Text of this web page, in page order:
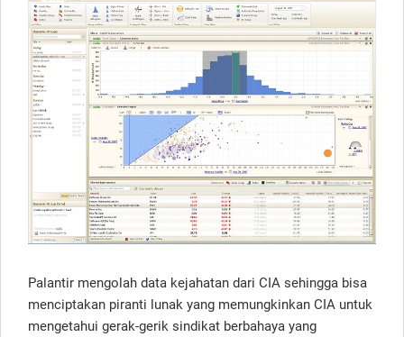
Palantir mengolah data kejahatan dari CIA sehingga bisa
menciptakan piranti lunak yang memungkinkan CIA untuk
mengetahui gerak-gerik sindikat berbahaya yang